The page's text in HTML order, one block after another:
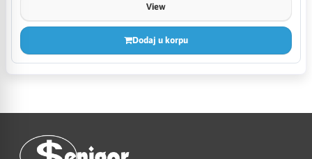
View
Dodaj u korpu